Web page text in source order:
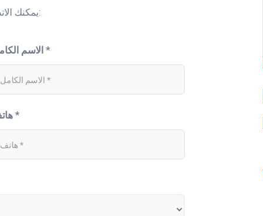
يمكنك الاتصال بنا باستخدام النموذج أدناه أو إرسال بريد مباشرة إلى:
الاسم الكامل *
هاتف *